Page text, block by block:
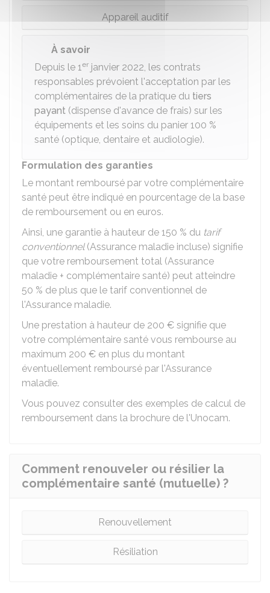
Appareil auditif
À savoir
Depuis le 1er janvier 2022, les contrats
responsables prévoient l'acceptation par les
complémentaires de la pratique du tiers
payant (dispense d'avance de frais) sur les
équipements et les soins du panier 100 %
santé (optique, dentaire et audiologie).
Formulation des garanties
Le montant remboursé par votre complémentaire
santé peut être indiqué en pourcentage de la base
de remboursement ou en euros.
Ainsi, une garantie à hauteur de 150 % du tarif
conventionnel(Assurance maladie incluse) signifie
que votre remboursement total (Assurance
maladie + complémentaire santé) peut atteindre
50 % de plus que le tarif conventionnel de
l'Assurance maladie.
Une prestation à hauteur de 200 € signifie que
votre complémentaire santé vous rembourse au
maximum 200 € en plus du montant
éventuellement remboursé par l'Assurance
maladie.
Vous pouvez consulter des exemples de calcul de
remboursement dans la brochure de l'Unocam.
Comment renouveler ou résilier la
complémentaire santé (mutuelle) ?
Renouvellement
Résiliation